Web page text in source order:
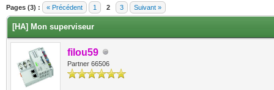
Pages (3) : « Précédent 1 2 3 Suivant »
[HA] Mon superviseur
filou59
Partner 66506